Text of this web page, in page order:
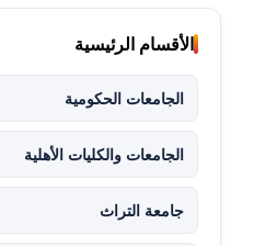
الأقسام الرئيسية
الجامعات الحكومية
الجامعات والكليات الأهلية
جامعة التراث